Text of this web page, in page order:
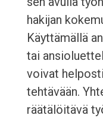
hakijan
Käyttämällä
tai
voivat
tehtävään.
räätälöitävä